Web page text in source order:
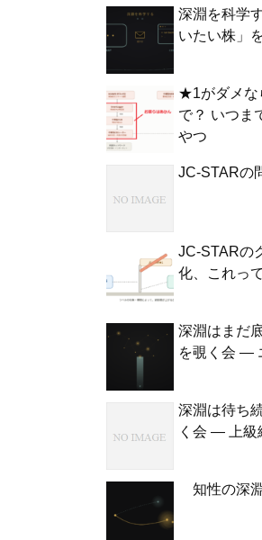
深淵を科学
いたい株」
★1がダメな
で？ いつま
やつ
JC-STARの
JC-STARの
化、これっ
深淵はまだ
を覗く会 —
深淵は待ち
く会 — 上級
知性の深